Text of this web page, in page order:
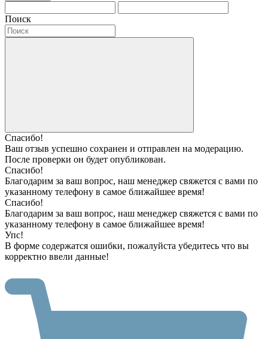
Поиск
Спасибо!
Ваш отзыв успешно сохранен и отправлен на модерацию.
После проверки он будет опубликован.
Спасибо!
Благодарим за ваш вопрос, наш менеджер свяжется с вами по
указанному телефону в самое ближайшее время!
Спасибо!
Благодарим за ваш вопрос, наш менеджер свяжется с вами по
указанному телефону в самое ближайшее время!
Упс!
В форме содержатся ошибки, пожалуйста убедитесь что вы
корректно ввели данные!